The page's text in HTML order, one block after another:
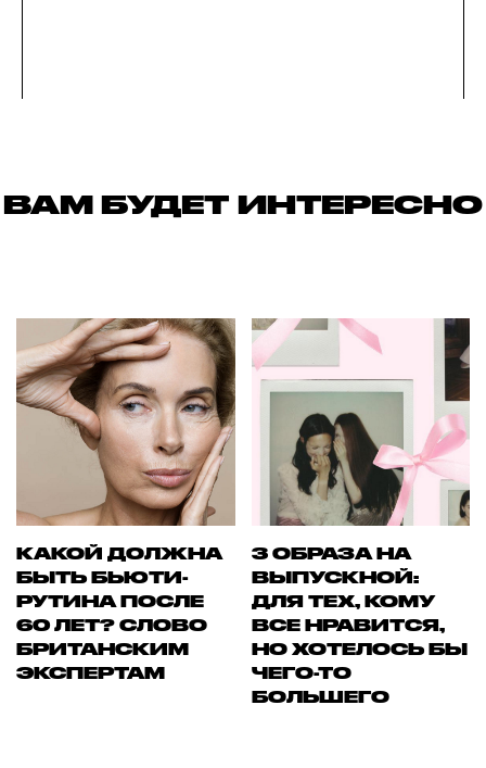
ВАМ БУДЕТ ИНТЕРЕСНО
КАКОЙ ДОЛЖНА
БЫТЬ БЬЮТИ-
РУТИНА ПОСЛЕ
60 ЛЕТ? СЛОВО
БРИТАНСКИМ
ЭКСПЕРТАМ
3 ОБРАЗА НА
ВЫПУСКНОЙ:
ДЛЯ ТЕХ, КОМУ
ВСЕ НРАВИТСЯ,
НО ХОТЕЛОСЬ БЫ
ЧЕГО-ТО
БОЛЬШЕГО